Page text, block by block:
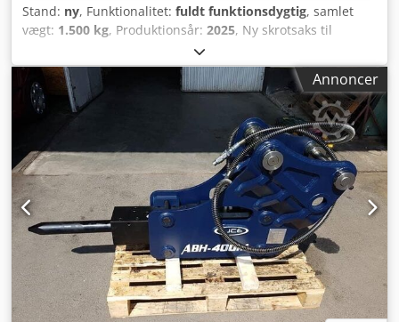
Stand: ny, Funktionalitet: fuldt funktionsdygtig, samlet
vægt: 1.500 kg, Produktionsår: 2025, Ny skrotsaks til
gravemaskiner fra 14 ton, 360 graders drejelig, med
tilbehør, Hardox-stål, CE-mærket maskine Dodpfxjydnuis
Abwsck Vægt: 1500 kg
Annoncer